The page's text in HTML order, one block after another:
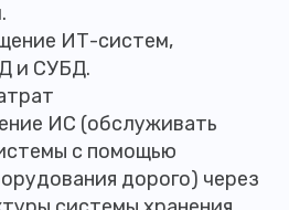
ИТ-систем,
и СУБД.
ИС (обслуживать
с помощью
дорого) через